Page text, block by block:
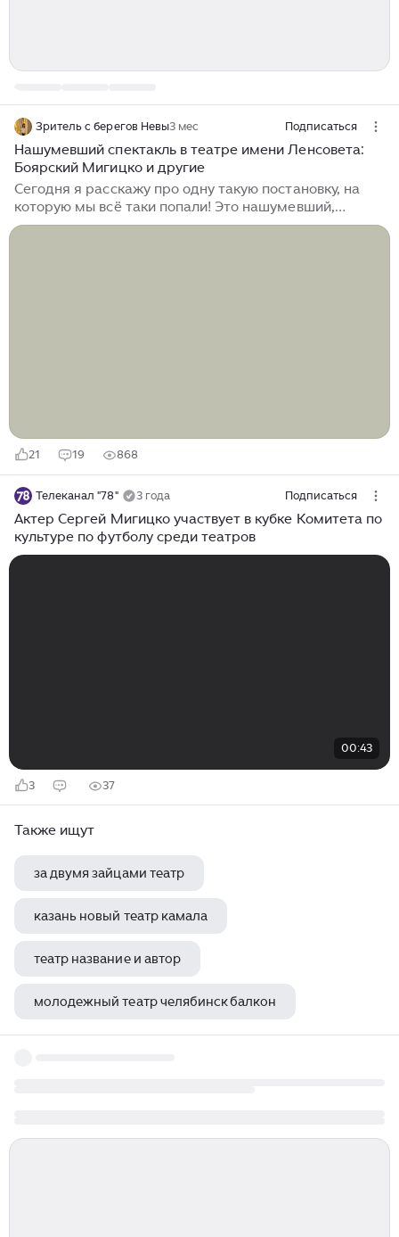
Зритель с берегов Невы3 мес Подписаться
Нашумевший спектакль в театре имени Ленсовета:
Боярский Мигицко и другие
Сегодня я расскажу про одну такую постановку, на
которую мы всё таки попали! Это нашумевший,
ставший большим культурным событием и уже
21 19 868
Телеканал "78" 3 года Подписаться
Актер Сергей Мигицко участвует в кубке Комитета по
культуре по футболу среди театров
00:43
3 37
Также ищут
за двумя зайцами театр
казань новый театр камала
театр название и автор
молодежный театр челябинск балкон